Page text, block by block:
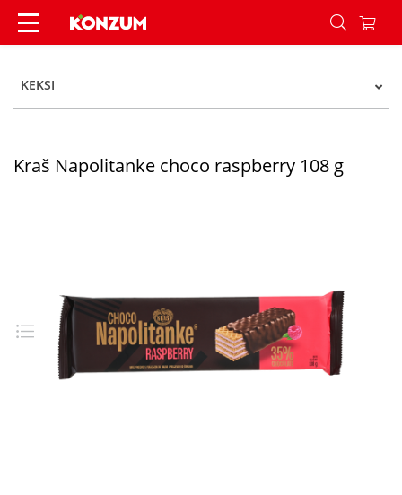
Kraš Napolitanke choco raspberry 108 g -
KEKSI
Kraš Napolitanke choco raspberry 108 g